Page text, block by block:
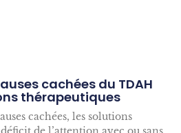
cachées du TDAH
thérapeutiques
cachées, les solutions